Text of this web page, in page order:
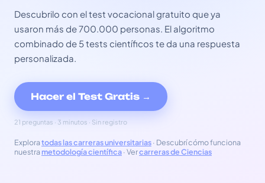
Descubrilo con el test vocacional gratuito que ya
usaron más de 700.000 personas. El algoritmo
combinado de 5 tests científicos te da una respuesta
personalizada.
Hacer el Test Gratis →
21 preguntas · 3 minutos · Sin registro
Exploratodas las carreras universitarias· Descubrí cómo funciona
nuestra metodología científica· Vercarreras de Ciencias